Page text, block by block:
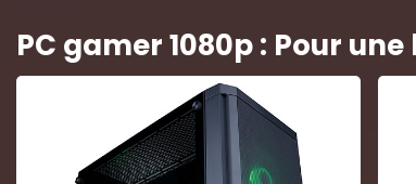
PC gamer 1080p : Pour